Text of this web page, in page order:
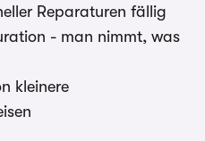
Reparaturen fällig
- man nimmt, was
kleinere